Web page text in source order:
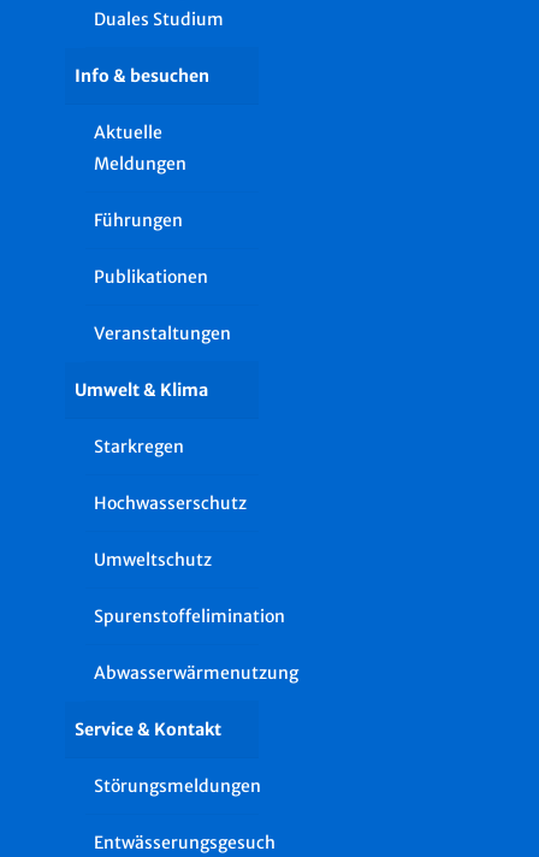
Duales Studium
Info & besuchen
Aktuelle
Meldungen
Führungen
Publikationen
Veranstaltungen
Umwelt & Klima
Starkregen
Hochwasserschutz
Umweltschutz
Spurenstoffelimination
Abwasserwärmenutzung
Service & Kontakt
Störungsmeldungen
Entwässerungsgesuch